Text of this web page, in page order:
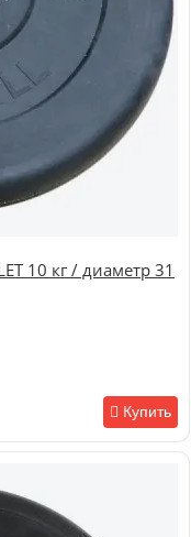
10 кг / диаметр 31
Купить